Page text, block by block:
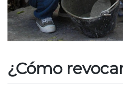
¿Cómo